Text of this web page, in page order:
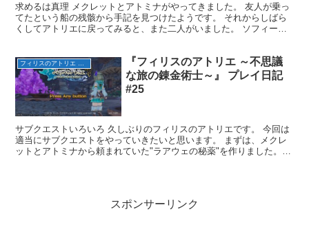
求めるは真理 メクレットとアトミナがやってきました。 友人が乗っ
てたという船の残骸から手記を見つけたようです。 それからしばら
くしてアトリエに戻ってみると、また二人がいました。 ソフィーと
フィリスのアトリエ ～不思議な旅の錬金術士～
『フィリスのアトリエ ～不思議
な旅の錬金術士～』 プレイ日記
#25
サブクエストいろいろ 久しぶりのフィリスのアトリエです。 今回は
適当にサブクエストをやっていきたいと思います。 まずは、メクレ
ットとアトミナから頼まれていた"ラアウェの秘薬"を作りました。
スポンサーリンク